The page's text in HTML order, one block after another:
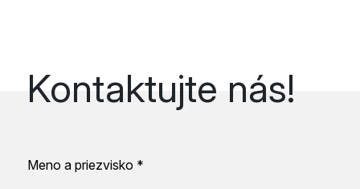
Kontaktujte nás!
Meno a priezvisko *